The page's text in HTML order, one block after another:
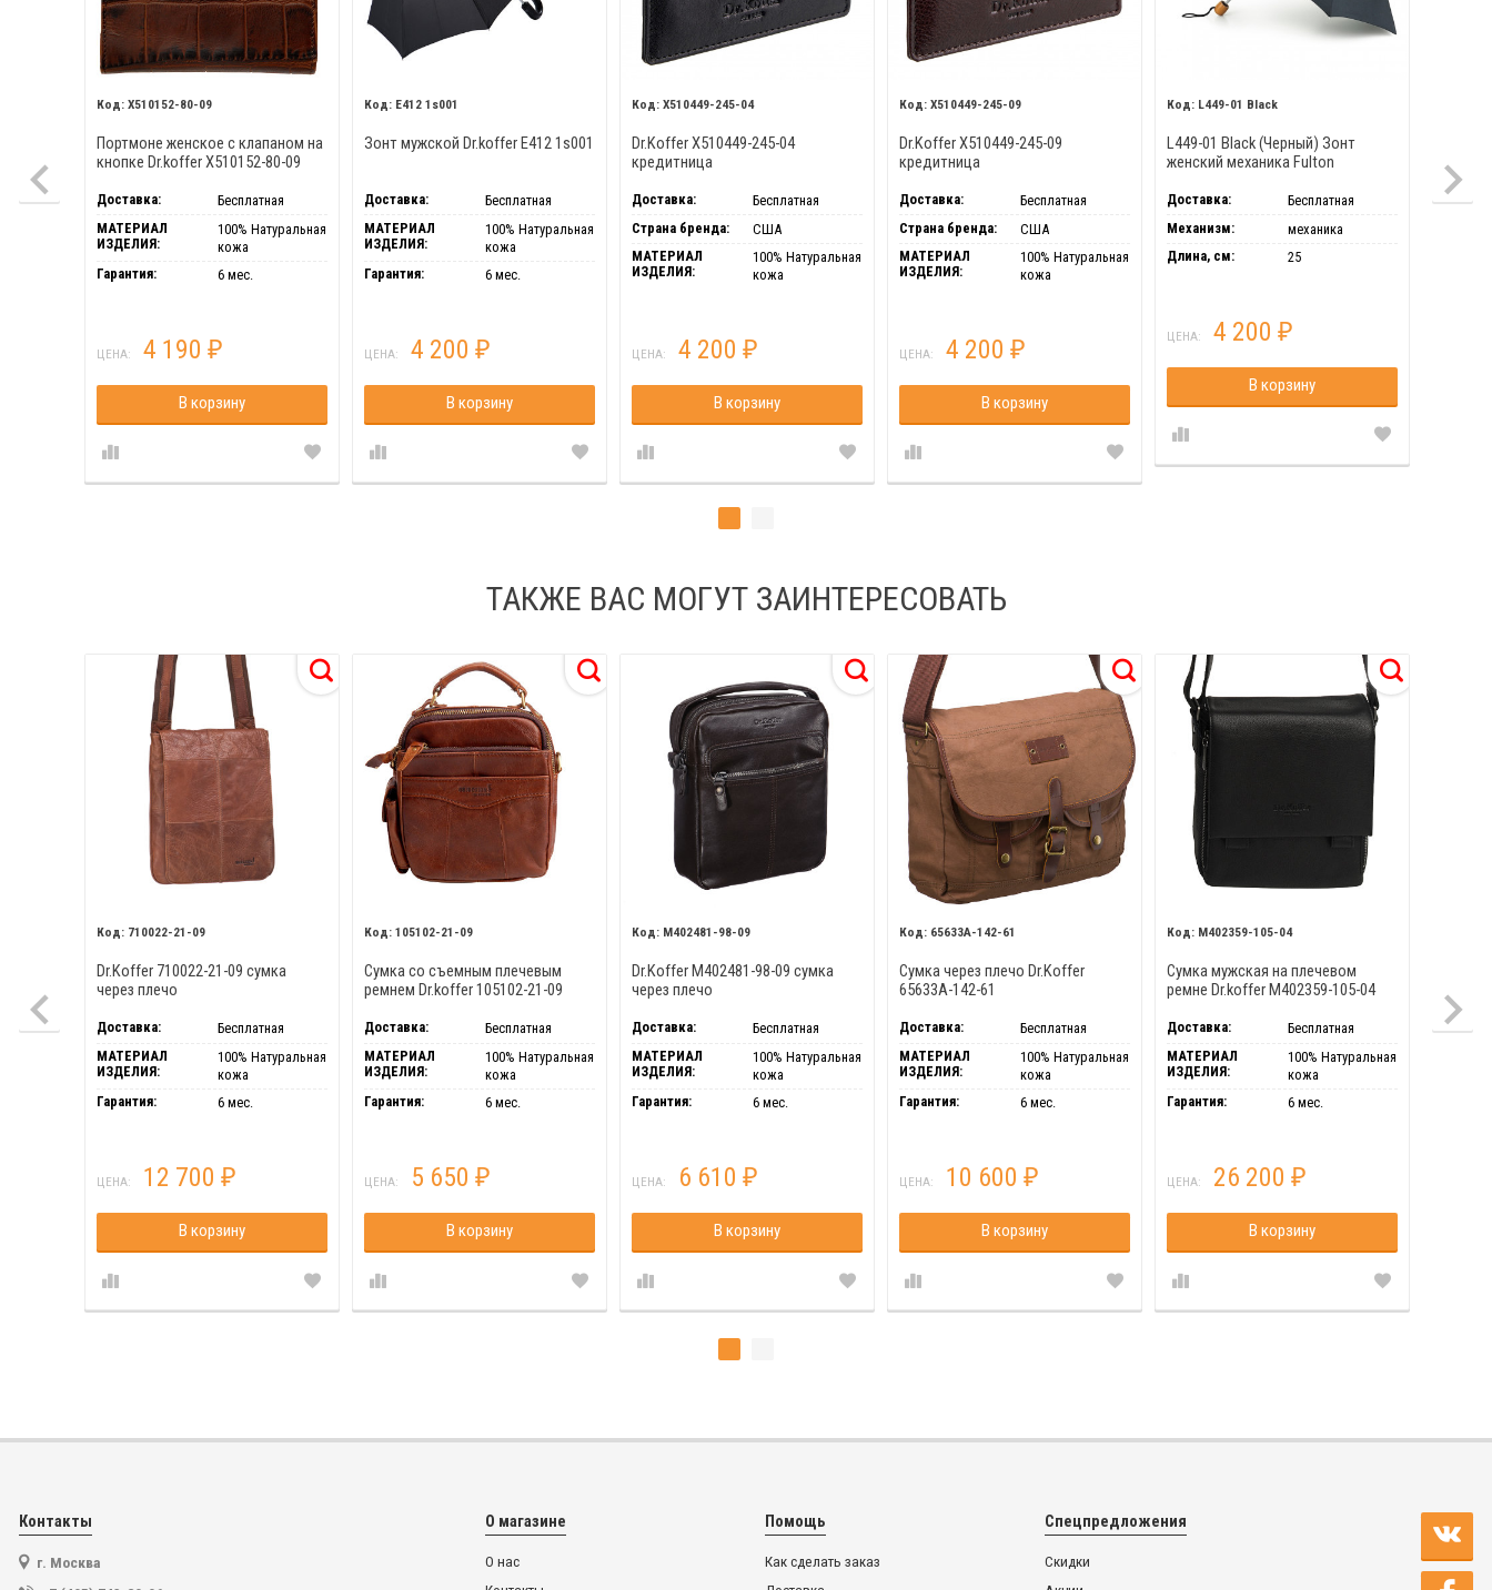
X510152-80-09
Портмоне женское с клапаном на
кнопке Dr.koffer X510152-80-09
Доставка:
Бесплатная
МАТЕРИАЛ
ИЗДЕЛИЯ:
100% Натуральная
кожа
Гарантия:
6 мес.
ЦЕНА: 4 190 ₽
В корзину
E412 1s001
Зонт мужской Dr.koffer E412 1s001
Доставка:
Бесплатная
МАТЕРИАЛ
ИЗДЕЛИЯ:
100% Натуральная
кожа
Гарантия:
6 мес.
ЦЕНА: 4 200 ₽
В корзину
X510449-245-04
Dr.Koffer X510449-245-04
кредитница
Доставка:
Бесплатная
Страна бренда:
США
МАТЕРИАЛ
ИЗДЕЛИЯ:
100% Натуральная
кожа
ЦЕНА: 4 200 ₽
В корзину
X510449-245-09
Dr.Koffer X510449-245-09
кредитница
Доставка:
Бесплатная
Страна бренда:
США
МАТЕРИАЛ
ИЗДЕЛИЯ:
100% Натуральная
кожа
ЦЕНА: 4 200 ₽
В корзину
L449-01 Black
L449-01 Black (Черный) Зонт
женский механика Fulton
Доставка:
Бесплатная
Механизм:
механика
Длина, см:
25
ЦЕНА: 4 200 ₽
В корзину
ТАКЖЕ ВАС МОГУТ ЗАИНТЕРЕСОВАТЬ
710022-21-09
Dr.Koffer 710022-21-09 сумка
через плечо
Доставка:
Бесплатная
МАТЕРИАЛ
ИЗДЕЛИЯ:
100% Натуральная
кожа
Гарантия:
6 мес.
ЦЕНА: 12 700 ₽
В корзину
105102-21-09
Сумка со съемным плечевым
ремнем Dr.koffer 105102-21-09
Доставка:
Бесплатная
МАТЕРИАЛ
ИЗДЕЛИЯ:
100% Натуральная
кожа
Гарантия:
6 мес.
ЦЕНА: 5 650 ₽
В корзину
M402481-98-09
Dr.Koffer M402481-98-09 сумка
через плечо
Доставка:
Бесплатная
МАТЕРИАЛ
ИЗДЕЛИЯ:
100% Натуральная
кожа
Гарантия:
6 мес.
ЦЕНА: 6 610 ₽
В корзину
65633A-142-61
Сумка через плечо Dr.Koffer
65633A-142-61
Доставка:
Бесплатная
МАТЕРИАЛ
ИЗДЕЛИЯ:
100% Натуральная
кожа
Гарантия:
6 мес.
ЦЕНА: 10 600 ₽
В корзину
M402359-105-04
Сумка мужская на плечевом
ремне Dr.koffer M402359-105-04
Доставка:
Бесплатная
МАТЕРИАЛ
ИЗДЕЛИЯ:
100% Натуральная
кожа
Гарантия:
6 мес.
ЦЕНА: 26 200 ₽
В корзину
Контакты
г. Москва
О магазине
О нас
Помощь
Как сделать заказ
Спецпредложения
Скидки